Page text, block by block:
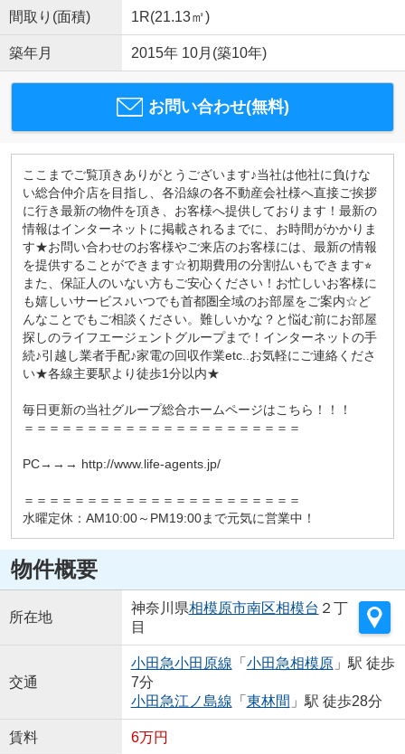
間取り(面積) 1R(21.13㎡)
築年月 2015年 10月(築10年)
お問い合わせ(無料)
ここまでご覧頂きありがとうございます♪当社は他社に負けな
い総合仲介店を目指し、各沿線の各不動産会社様へ直接ご挨拶
に行き最新の物件を頂き、お客様へ提供しております！最新の
情報はインターネットに掲載されるまでに、お時間がかかりま
す★お問い合わせのお客様やご来店のお客様には、最新の情報
を提供することができます☆初期費用の分割払いもできます⭐︎
また、保証人のいない方もご安心ください！お忙しいお客様に
も嬉しいサービス♪いつでも首都圏全域のお部屋をご案内☆ど
んなことでもご相談ください。難しいかな？と悩む前にお部屋
探しのライフエージェントグループまで！インターネットの手
続♪引越し業者手配♪家電の回収作業etc..お気軽にご連絡くださ
い★各線主要駅より徒歩1分以内★
毎日更新の当社グループ総合ホームページはこちら！！！
＝＝＝＝＝＝＝＝＝＝＝＝＝＝＝＝＝＝＝＝＝＝
PC→→→ http://www.life-agents.jp/
＝＝＝＝＝＝＝＝＝＝＝＝＝＝＝＝＝＝＝＝＝＝
水曜定休：AM10:00～PM19:00まで元気に営業中！
物件概要
所在地
神奈川県相模原市南区相模台 ２丁
目
交通
小田急小田原線 「 小田急相模原」駅 徒歩
7分
小田急江ノ島線 「 東林間 」駅 徒歩28分
賃料 6万円